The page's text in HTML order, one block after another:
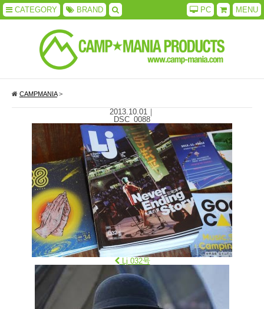
CATEGORY BRAND MENU
PC
CAMPMANIA>
2013.10.01｜
DSC_0088
Lj 032号